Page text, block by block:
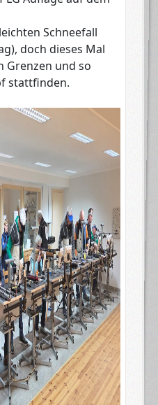
Schneefall
doch dieses Mal
Grenzen und so
stattfinden.